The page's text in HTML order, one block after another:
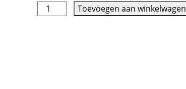
Toevoegen aan winkelwagen